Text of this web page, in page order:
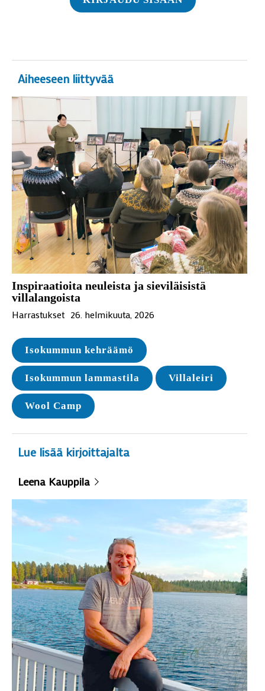
Aiheeseen liittyvää
Inspiraatioita neuleista ja sieviläisistä
villalangoista
Harrastukset 26. helmikuuta, 2026
Isokummun kehräämö
Isokummun lammastila Villaleiri
Wool Camp
Lue lisää kirjoittajalta
Leena Kauppila